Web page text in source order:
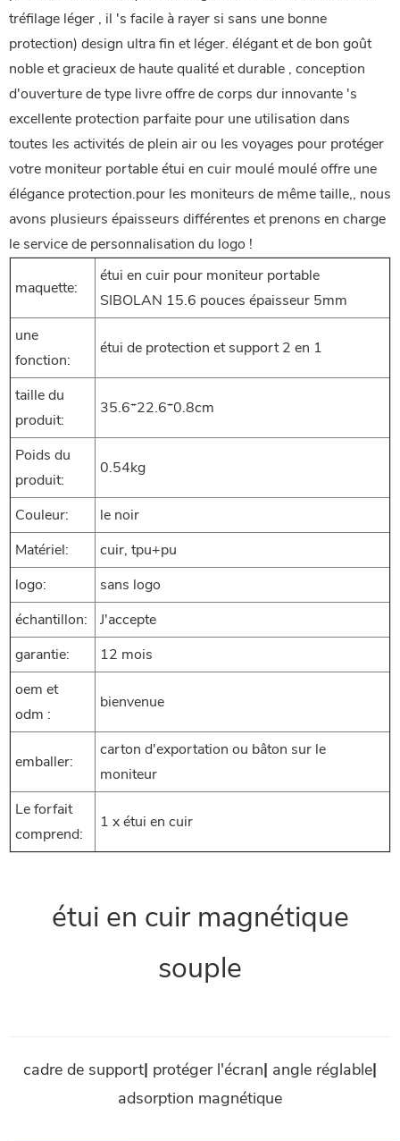
tréfilage léger , il 's facile à rayer si sans une bonne
protection) design ultra fin et léger. élégant et de bon goût
noble et gracieux de haute qualité et durable , conception
d'ouverture de type livre offre de corps dur innovante 's
excellente protection parfaite pour une utilisation dans
toutes les activités de plein air ou les voyages pour protéger
votre moniteur portable étui en cuir moulé moulé offre une
élégance protection.pour les moniteurs de même taille,, nous
avons plusieurs épaisseurs différentes et prenons en charge
le service de personnalisation du logo !
maquette:
étui en cuir pour moniteur portable
SIBOLAN 15.6 pouces épaisseur 5mm
une
fonction:
étui de protection et support 2 en 1
taille du
produit:
35.6*22.6*0.8cm
Poids du
produit:
0.54kg
Couleur:
le noir
Matériel:
cuir, tpu+pu
logo:
sans logo
échantillon:
J'accepte
garantie:
12 mois
oem et
odm :
bienvenue
emballer:
carton d'exportation ou bâton sur le
moniteur
Le forfait
comprend:
1 x étui en cuir
étui en cuir magnétique
souple
cadre de support| protéger l'écran| angle réglable|
adsorption magnétique